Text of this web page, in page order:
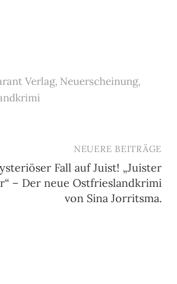
Verlag, Neuerscheinung,
NEUERE BEITRÄGE
Fall auf Juist! „Juister
– Der neue Ostfrieslandkrimi
von Sina Jorritsma.